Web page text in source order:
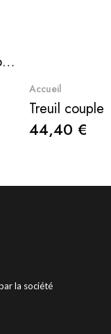
Tringle oscillante Bubendorff - Volet MONO et TRADI
Accueil
Treuil couple
44,40 €
la société